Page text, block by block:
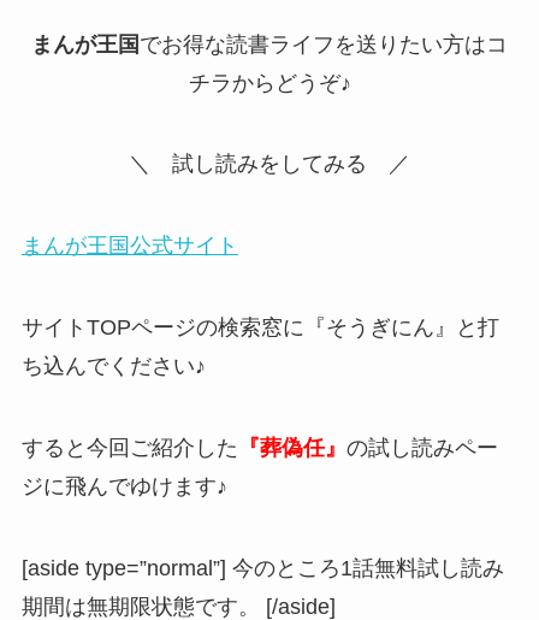
まんが王国 でお得な読書ライフを送りたい方はコ
チラからどうぞ♪
＼ 試し読みをしてみる ／
まんが王国公式サイト
サイトTOPページの検索窓に『そうぎにん』と打
ち込んでください♪
すると今回ご紹介した 『葬偽任』 の試し読みペー
ジに飛んでゆけます♪
[aside type=”normal”] 今のところ1話無料試し読み
期間は無期限状態です。 [/aside]